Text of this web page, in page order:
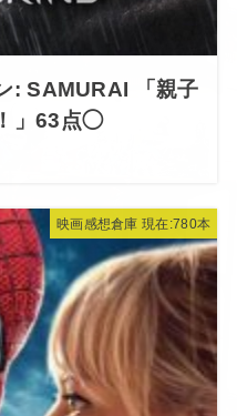
: SAMURAI 「親子
」63点◯
映画感想倉庫 現在:780本